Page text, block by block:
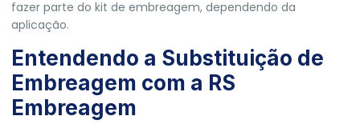
fazer parte do kit de embreagem, dependendo da
aplicação.
Entendendo a Substituição de
Embreagem com a RS
Embreagem